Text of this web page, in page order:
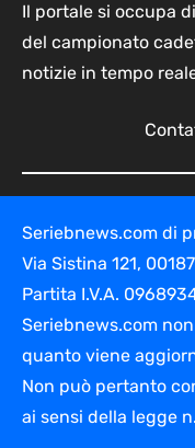
Il portale si occupa
del campionato
notizie in tempo
Seriebnews.com di
Via Sistina 121,
Partita I.V.A.
Seriebnews.com
quanto viene
Non può pertanto
ai sensi della legge